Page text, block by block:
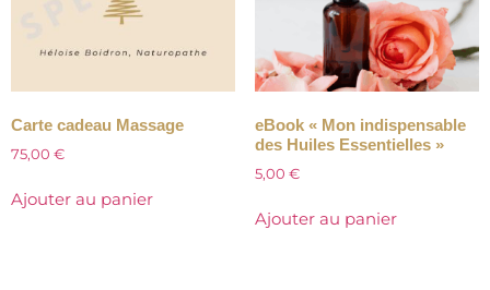
Carte cadeau Massage
75,00 €
Ajouter au panier
eBook « Mon indispensable
des Huiles Essentielles »
5,00 €
Ajouter au panier